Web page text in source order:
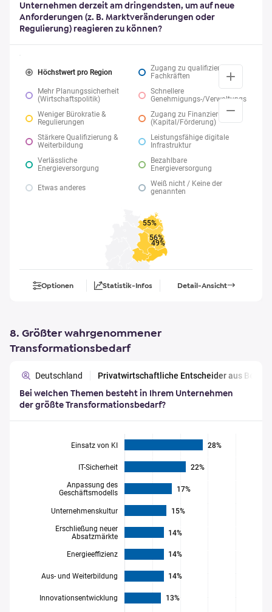
Unternehmen derzeit am dringendsten, um auf neue
Anforderungen (z. B. Marktveränderungen oder
Regulierung) reagieren zu können?
Höchstwert pro Region
Zugang zu qualifizierten
Fachkräften
Mehr Planungssicherheit
(Wirtschaftspolitik)
Schnellere
Genehmigungs-/
Weniger Bürokratie &
Regulierungen
Zugang zu Finanzierung
(Kapital/Förderung)
Stärkere Qualifizierung &
Weiterbildung
Leistungsfähige digitale
Infrastruktur
Verlässliche
Energieversorgung
Bezahlbare
Energieversorgung
Etwas anderes
Weiß nicht / Keine der
genannten
56%
49%
55%
Optionen Statistik-Infos Detail-Ansicht
8. Größter wahrgenommener
Transformationsbedarf
Deutschland Privatwirtschaftliche Entscheider aus Berlin,
Bei welchen Themen besteht in Ihrem Unternehmen
der größte Transformationsbedarf?
28%
22%
17%
15%
14%
14%
14%
13%
Einsatz von KI
IT-Sicherheit
Anpassung des
Geschäftsmodells
Unternehmenskultur
Erschließung neuer
Absatzmärkte
Energieeffizienz
Aus- und Weiterbildung
Innovationsentwicklung